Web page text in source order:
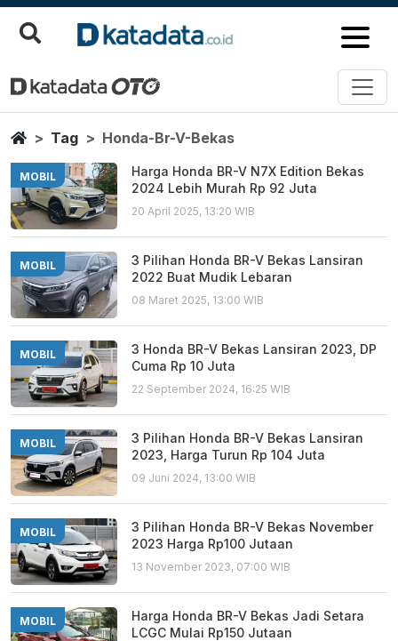
Honda Br V Bekas
Berita Terbaru
HomeTag Honda-Br-V-Bekas
MOBIL
Harga Honda BR-V N7X Edition Bekas
2024 Lebih Murah Rp 92 Juta
20 April 2025, 13:20 WIB
MOBIL
3 Pilihan Honda BR-V Bekas Lansiran
2022 Buat Mudik Lebaran
08 Maret 2025, 13:00 WIB
MOBIL
3 Honda BR-V Bekas Lansiran 2023, DP
Cuma Rp 10 Juta
22 September 2024, 16:25 WIB
MOBIL
3 Pilihan Honda BR-V Bekas Lansiran
2023, Harga Turun Rp 104 Juta
09 Juni 2024, 13:00 WIB
MOBIL
3 Pilihan Honda BR-V Bekas November
2023 Harga Rp100 Jutaan
13 November 2023, 07:00 WIB
MOBIL
Harga Honda BR-V Bekas Jadi Setara
LCGC Mulai Rp150 Jutaan